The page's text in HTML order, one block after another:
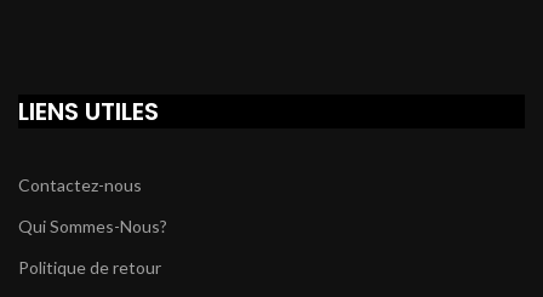
LIENS UTILES
Contactez-nous
Qui Sommes-Nous?
Politique de retour